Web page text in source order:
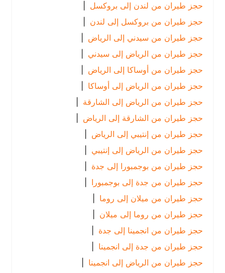
حجز طيران من لندن إلى بروكسل |
حجز طيران من بروكسل إلى لندن
|
حجز طيران من سيدني إلى الرياض
|
حجز طيران من الرياض إلى سيدني |
حجز طيران من أوساكا إلى الرياض
|
حجز طيران من الرياض إلى أوساكا |
حجز طيران من الرياض إلى الشارقة |
حجز طيران من الشارقة إلى الرياض
|
حجز طيران من إنتيبي إلى الرياض
|
حجز طيران من الرياض إلى إنتيبي |
حجز طيران من بوجمبورا إلى جدة
حجز طيران من جدة إلى بوجمبورا |
حجز طيران من ميلان إلى روما
|
حجز طيران من روما إلى ميلان |
حجز طيران من انجمينا إلى جدة
حجز طيران من جدة إلى انجمينا |
حجز طيران من الرياض إلى انجمينا |